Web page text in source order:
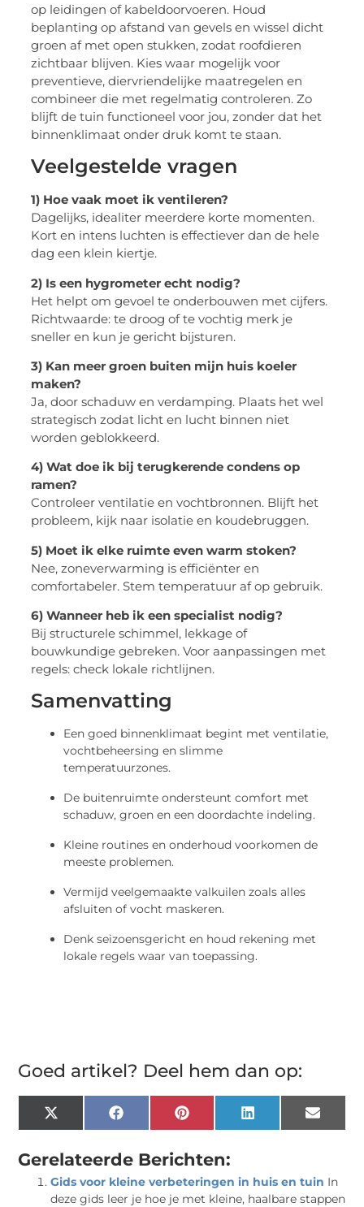
op leidingen of kabeldoorvoeren. Houd
beplanting op afstand van gevels en wissel dicht
groen af met open stukken, zodat roofdieren
zichtbaar blijven. Kies waar mogelijk voor
preventieve, diervriendelijke maatregelen en
combineer die met regelmatig controleren. Zo
blijft de tuin functioneel voor jou, zonder dat het
binnenklimaat onder druk komt te staan.
Veelgestelde vragen
1) Hoe vaak moet ik ventileren?
Dagelijks, idealiter meerdere korte momenten.
Kort en intens luchten is effectiever dan de hele
dag een klein kiertje.
2) Is een hygrometer echt nodig?
Het helpt om gevoel te onderbouwen met cijfers.
Richtwaarde: te droog of te vochtig merk je
sneller en kun je gericht bijsturen.
3) Kan meer groen buiten mijn huis koeler
maken?
Ja, door schaduw en verdamping. Plaats het wel
strategisch zodat licht en lucht binnen niet
worden geblokkeerd.
4) Wat doe ik bij terugkerende condens op
ramen?
Controleer ventilatie en vochtbronnen. Blijft het
probleem, kijk naar isolatie en koudebruggen.
5) Moet ik elke ruimte even warm stoken?
Nee, zoneverwarming is efficiënter en
comfortabeler. Stem temperatuur af op gebruik.
6) Wanneer heb ik een specialist nodig?
Bij structurele schimmel, lekkage of
bouwkundige gebreken. Voor aanpassingen met
regels: check lokale richtlijnen.
Samenvatting
Een goed binnenklimaat begint met ventilatie,
vochtbeheersing en slimme
temperatuurzones.
De buitenruimte ondersteunt comfort met
schaduw, groen en een doordachte indeling.
Kleine routines en onderhoud voorkomen de
meeste problemen.
Vermijd veelgemaakte valkuilen zoals alles
afsluiten of vocht maskeren.
Denk seizoensgericht en houd rekening met
lokale regels waar van toepassing.
Goed artikel? Deel hem dan op:
X
(Twitter)
FacebookPinterestLinkedInEmail
Gerelateerde Berichten:
Gids voor kleine verbeteringen in huis en tuin In
deze gids leer je hoe je met kleine, haalbare stappen